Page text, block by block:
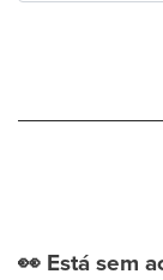
👀 Está sem